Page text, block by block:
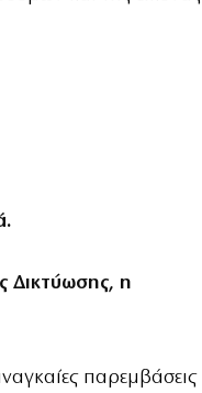
Δικτύωσης, η
παρεμβάσεις